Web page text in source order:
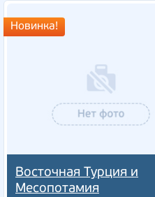
Восточная Турция и
Месопотамия
Новинка!